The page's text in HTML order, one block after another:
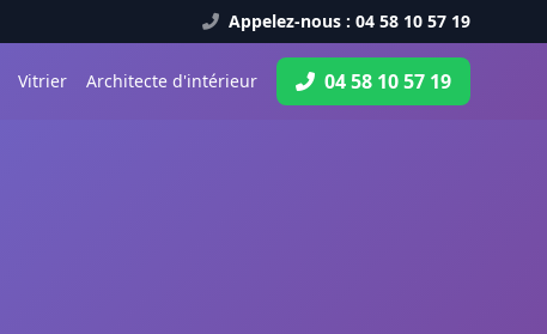
Appelez-nous : 04 58 10 57 19
Vitrier Architecte d'intérieur 04 58 10 57 19